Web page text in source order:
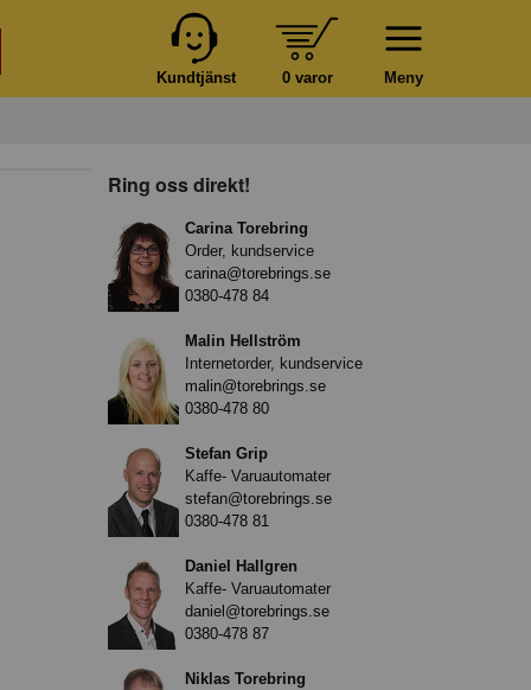
Meny
0 varor
Kundtjänst
Ring oss direkt!
Carina Torebring
Order, kundservice
carina@torebrings.se
0380-478 84
Malin Hellström
Internetorder, kundservice
malin@torebrings.se
0380-478 80
Stefan Grip
Kaffe- Varuautomater
stefan@torebrings.se
0380-478 81
Daniel Hallgren
Kaffe- Varuautomater
daniel@torebrings.se
0380-478 87
Niklas Torebring